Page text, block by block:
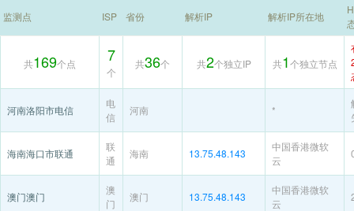
监测点 ISP 省份 解析IP 解析IP所在地
共169个点 7
个
共36个 共2个独立IP 共1个独立节点
河南洛阳市电信
电
信
河南 *
海南海口市联通
联
通
海南 13.75.48.143
中国香港微软
云
澳门澳门
澳
门
澳门 13.75.48.143
中国香港微软
云